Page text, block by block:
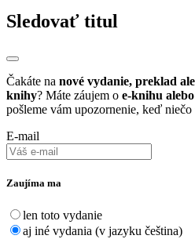
Sledovať titul
Čakáte na nové vydanie, preklad
knihy? Máte záujem o e-knihu
pošleme vám upozornenie, keď
E-mail
Zaujíma ma
len toto vydanie
aj iné vydania (v jazyku čeština)